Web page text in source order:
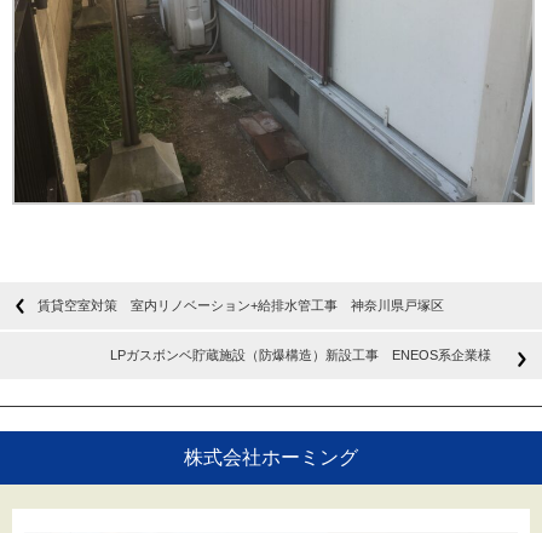
賃貸空室対策 室内リノベーション+給排水管工事 神奈川県戸塚区
LPガスボンベ貯蔵施設（防爆構造）新設工事 ENEOS系企業様
株式会社ホーミング